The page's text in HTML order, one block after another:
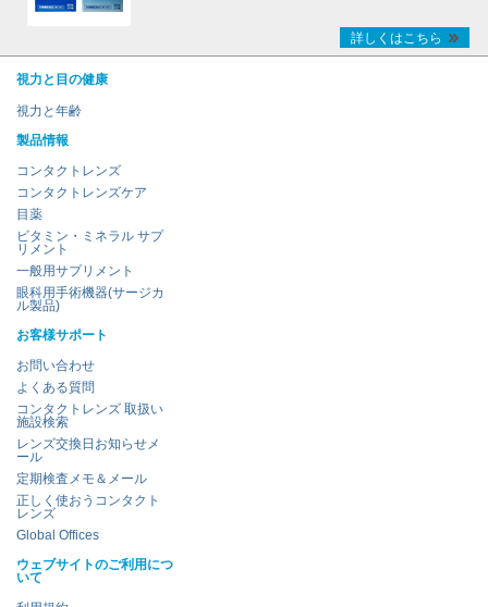
詳しくはこちら
視力と目の健康
視力と年齢
製品情報
コンタクトレンズ
コンタクトレンズケア
目薬
ビタミン・ミネラル サプ
リメント
一般用サプリメント
眼科用手術機器(サージカ
ル製品)
お客様サポート
お問い合わせ
よくある質問
コンタクトレンズ 取扱い
施設検索
レンズ交換日お知らせメ
ール
定期検査メモ＆メール
正しく使おうコンタクト
レンズ
Global Offices
ウェブサイトのご利用につ
いて